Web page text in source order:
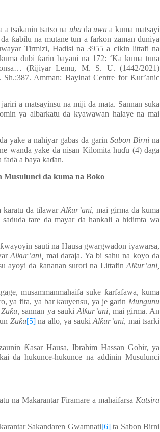
a tsakanin tsatso na ubadauwa a kuma matsayi
ƙabilu na mutane tun a farkon zaman duniya
Tirmizi, Hadisi na 3955 a cikin littafi na
dubi ƙarin bayani na 172: ‘Ka kuma tuna
(Rijiyar Lemu, M. S. U. (1442/2021)
Sh.:387. Amman: Bayinat Centre for Ƙur’anic
a matsayinsu na miji da mata. Sannan suka
ya albarkatu da kyawawan halaye na mai
yake a nahiyar gabas da garinSabon Birnina
wanda yake da nisan Kilomita huɗu (4) daga
faɗa a baya kaɗan.
Musulunci da kuma na Boko
karatu da tilawar Alƙur’ani, mai girma da kuma
tare da mayar da hankali a hidimta wa
ƙwayoyin sauti na Hausa gwargwadon iyawarsa,
Alƙur’ani, mai daraja. Ya bi sahu na koyo da
ayoyi da ƙananan surori na LittafinAlƙur’ani,
musammanmahaifa suke ƙarfafawa, kuma
ya fita, ya barƙauyensu, ya je garin Mungunu
Zuƙu,sannan ya sauki Alƙur’ani, mai girma. An
Zuƙu[5] na allo, ya saukiAlƙur’ani, mai tsarki
Ƙasar Hausa, Ibrahim Hassan Gobir, ya
da hukunce-hukunce na addinin Musulunci
na Makarantar Firamare a mahaifarsa Katsira
Sakandaren Gwamnati[6]ta Sabon Birni